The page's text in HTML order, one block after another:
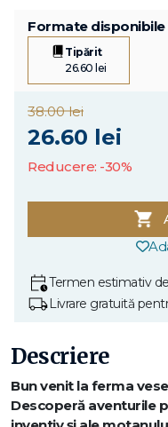
Formate disponibile
Tipărit
26.60 lei
38.00 lei
26.60 lei
Reducere: -30%
Termen estimativ
Livrare gratuită
Descriere
Bun venit la ferma
Descoperă aventurile